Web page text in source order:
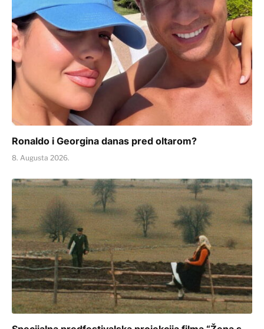
Ronaldo i Georgina danas pred oltarom?
8. Augusta 2026.